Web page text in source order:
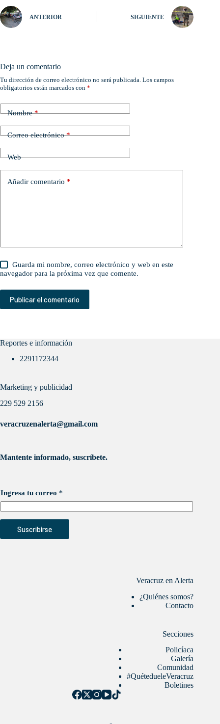
ANTERIOR SIGUIENTE
Deja un comentario
Tu dirección de correo electrónico no será publicada. Los campos
obligatorios están marcados con *
Nombre*
Correo electrónico*
Web
Añadir comentario *
Guarda mi nombre, correo electrónico y web en este
navegador para la próxima vez que comente.
Publicar el comentario
Reportes e información
2291172344
Marketing y publicidad
229 529 2156
veracruzenalerta@gmail.com
Mantente informado, suscríbete.
Ingresa tu correo *
Suscribirse
Veracruz en Alerta
¿Quiénes somos?
Contacto
Secciones
Policíaca
Galería
Comunidad
#QuétedueleVeracruz
Boletines